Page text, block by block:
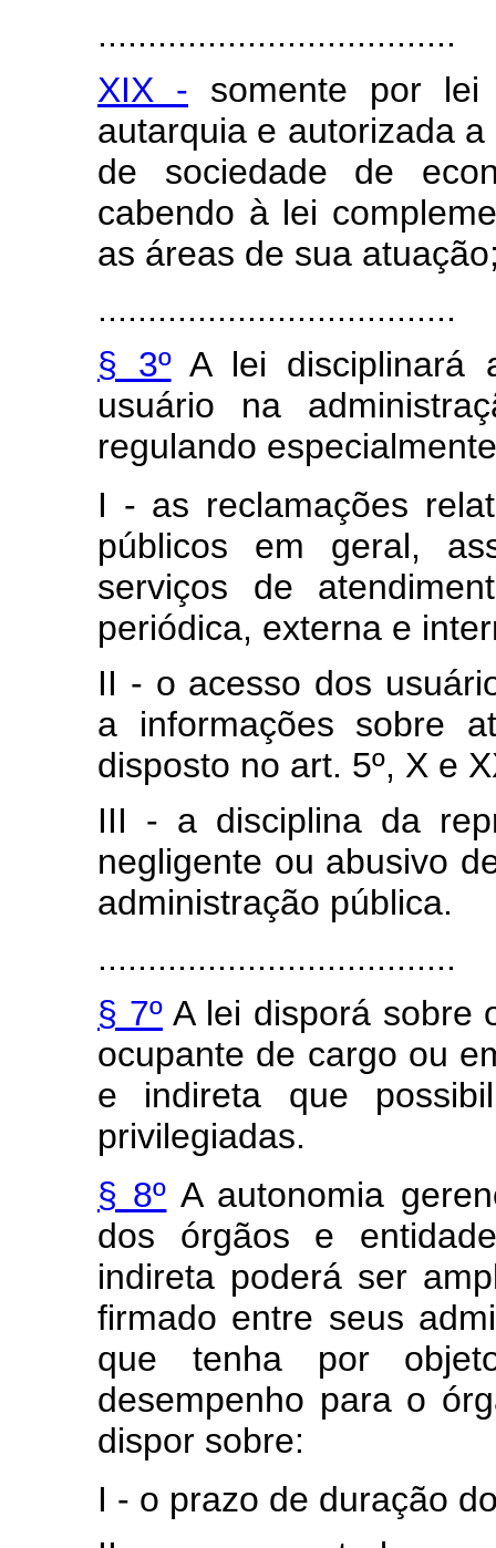
....................................
XIX - somente por lei
autarquia e autorizada
de sociedade de
cabendo à lei
as áreas de sua
....................................
§ 3ºA lei disciplinará
usuário na
regulando
I - as reclamações
públicos em geral,
serviços de
periódica, externa e
II - o acesso dos
a informações sobre
disposto no art. 5º, X e
III - a disciplina da
negligente ou abusivo
administração pública.
....................................
§ 7ºA lei disporá sobre
ocupante de cargo ou
e indireta que
privilegiadas.
§ 8º A autonomia
dos órgãos e
indireta poderá ser
firmado entre seus
que tenha por
desempenho para o
dispor sobre:
I - o prazo de duração